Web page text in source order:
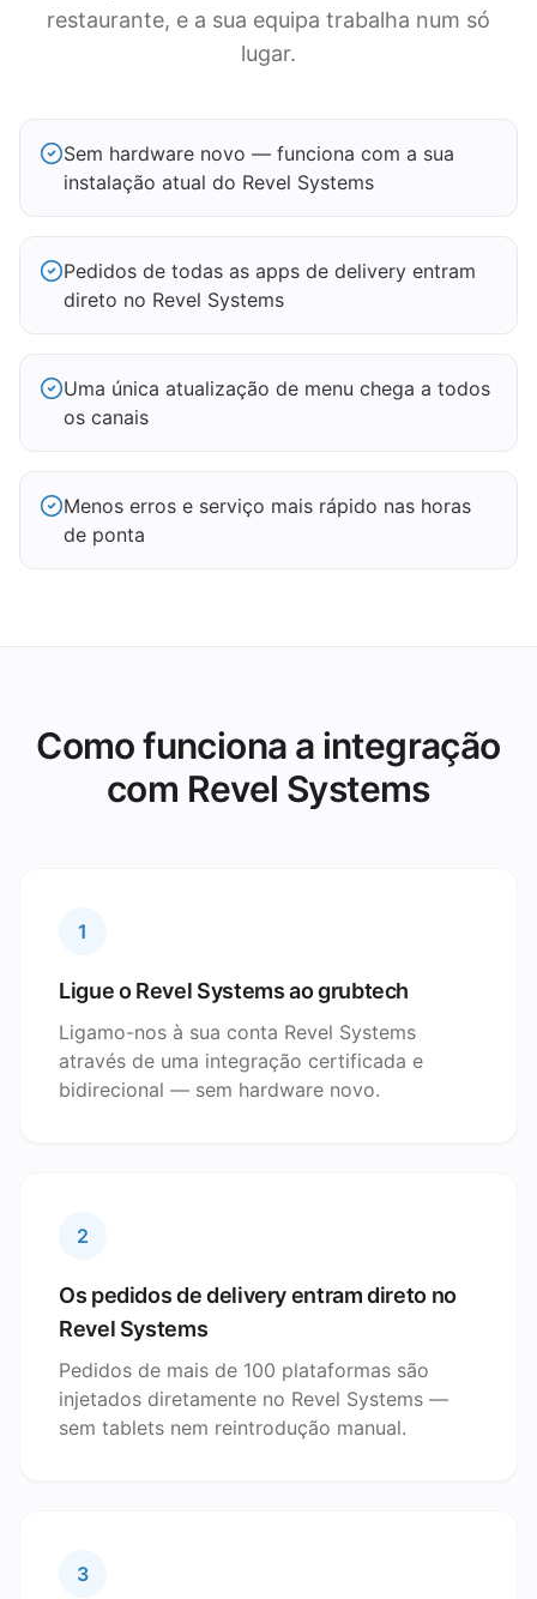
restaurante, e a sua equipa trabalha num só
lugar.
Sem hardware novo — funciona com a sua
instalação atual do Revel Systems
Pedidos de todas as apps de delivery entram
direto no Revel Systems
Uma única atualização de menu chega a todos
os canais
Menos erros e serviço mais rápido nas horas
de ponta
Como funciona a integração
com Revel Systems
1
Ligue o Revel Systems ao grubtech
Ligamo-nos à sua conta Revel Systems
através de uma integração certificada e
bidirecional — sem hardware novo.
2
Os pedidos de delivery entram direto no
Revel Systems
Pedidos de mais de 100 plataformas são
injetados diretamente no Revel Systems —
sem tablets nem reintrodução manual.
3